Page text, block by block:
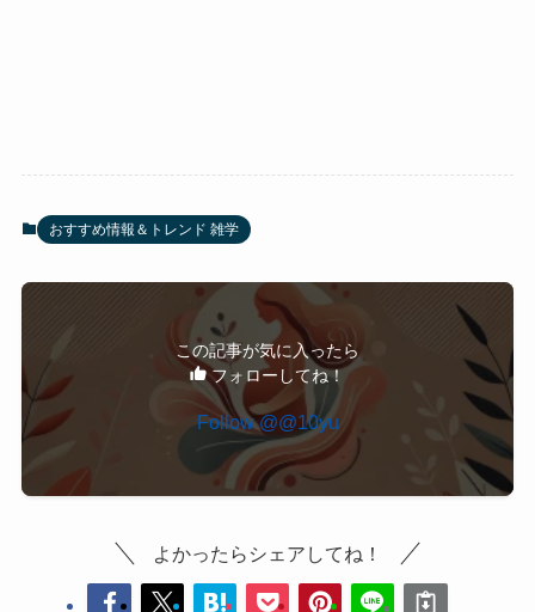
おすすめ情報＆トレンド 雑学
この記事が気に入ったら
フォローしてね！
Follow @@10yu
よかったらシェアしてね！